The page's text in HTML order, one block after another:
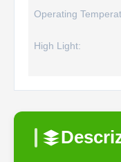
Operating
High Light: